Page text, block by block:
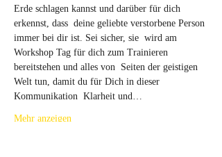
Erde schlagen kannst und darüber für dich
erkennst, dass  deine geliebte verstorbene Person
immer bei dir ist. Sei sicher, sie  wird am
Workshop Tag für dich zum Trainieren
bereitstehen und alles von  Seiten der geistigen
Welt tun, damit du für Dich in dieser
Kommunikation  Klarheit und…
Mehr anzeigen